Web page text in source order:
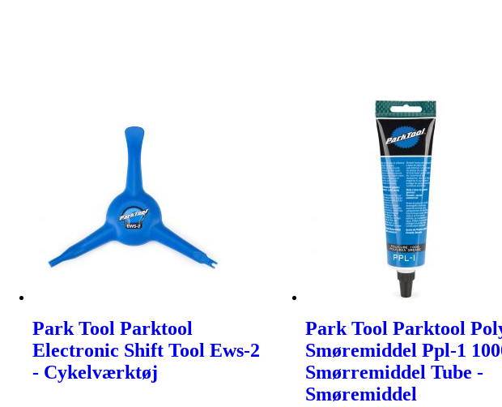
Park Tool Parktool
Electronic Shift Tool Ews-2
- Cykelværktøj
Park Tool Parktool
Smøremiddel Ppl-1
Smørremiddel Tube -
Smøremiddel